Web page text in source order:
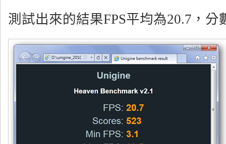
測試出來的結果FPS平均為20.7，分